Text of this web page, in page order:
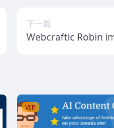
下一篇
Webcraftic Robin
VIP